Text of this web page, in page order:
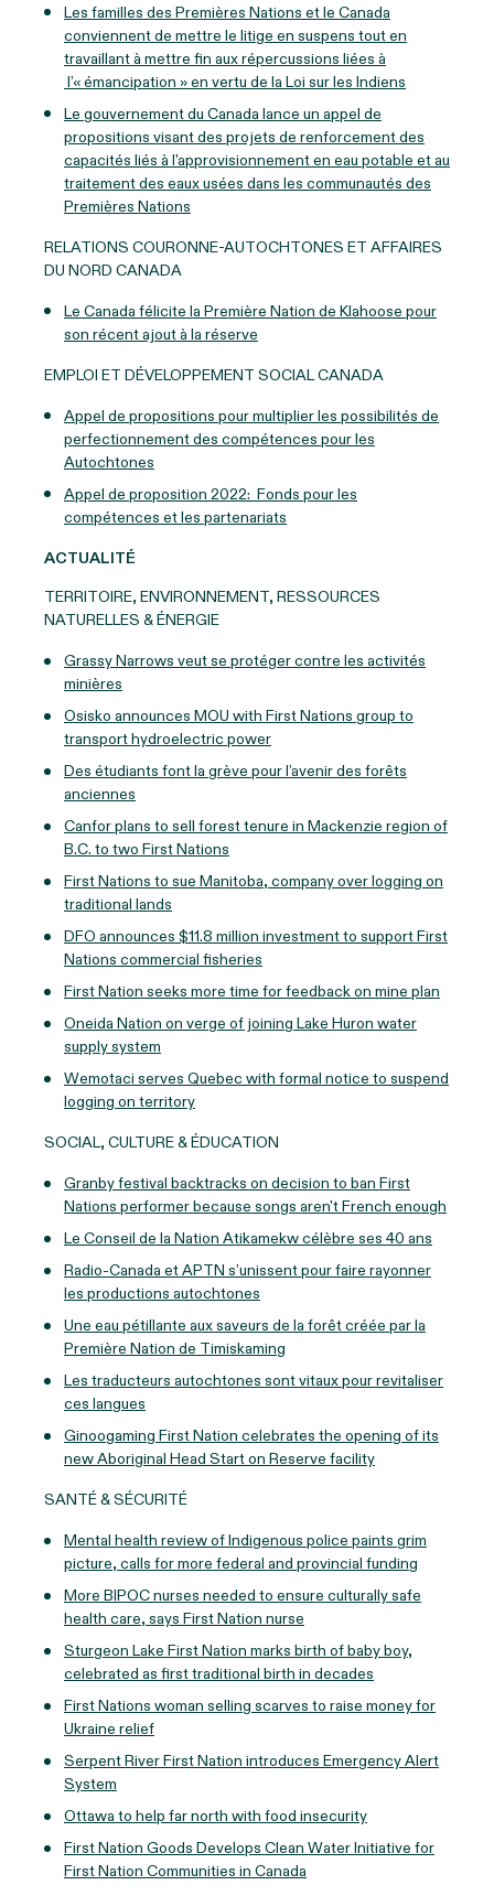
Les familles des Premières Nations et le Canada
conviennent de mettre le litige en suspens tout en
travaillant à mettre fin aux répercussions liées à
l’« émancipation » en vertu de la Loi sur les Indiens
Le gouvernement du Canada lance un appel de
propositions visant des projets de renforcement des
capacités liés à l'approvisionnement en eau potable et au
traitement des eaux usées dans les communautés des
Premières Nations
RELATIONS COURONNE-AUTOCHTONES ET AFFAIRES
DU NORD CANADA
Le Canada félicite la Première Nation de Klahoose pour
son récent ajout à la réserve
EMPLOI ET DÉVELOPPEMENT SOCIAL CANADA
Appel de propositions pour multiplier les possibilités de
perfectionnement des compétences pour les
Autochtones
Appel de proposition 2022: Fonds pour les
compétences et les partenariats
ACTUALITÉ
TERRITOIRE, ENVIRONNEMENT, RESSOURCES
NATURELLES & ÉNERGIE
Grassy Narrows veut se protéger contre les activités
minières
Osisko announces MOU with First Nations group to
transport hydroelectric power
Des étudiants font la grève pour l’avenir des forêts
anciennes
Canfor plans to sell forest tenure in Mackenzie region of
B.C. to two First Nations
First Nations to sue Manitoba, company over logging on
traditional lands
DFO announces $11.8 million investment to support First
Nations commercial fisheries
First Nation seeks more time for feedback on mine plan
Oneida Nation on verge of joining Lake Huron water
supply system
Wemotaci serves Quebec with formal notice to suspend
logging on territory
SOCIAL, CULTURE & ÉDUCATION
Granby festival backtracks on decision to ban First
Nations performer because songs aren't French enough
Le Conseil de la Nation Atikamekw célèbre ses 40 ans
Radio-Canada et APTN s’unissent pour faire rayonner
les productions autochtones
Une eau pétillante aux saveurs de la forêt créée par la
Première Nation de Timiskaming
Les traducteurs autochtones sont vitaux pour revitaliser
ces langues
Ginoogaming First Nation celebrates the opening of its
new Aboriginal Head Start on Reserve facility
SANTÉ & SÉCURITÉ
Mental health review of Indigenous police paints grim
picture, calls for more federal and provincial funding
More BIPOC nurses needed to ensure culturally safe
health care, says First Nation nurse
Sturgeon Lake First Nation marks birth of baby boy,
celebrated as first traditional birth in decades
First Nations woman selling scarves to raise money for
Ukraine relief
Serpent River First Nation introduces Emergency Alert
System
Ottawa to help far north with food insecurity
First Nation Goods Develops Clean Water Initiative for
First Nation Communities in Canada